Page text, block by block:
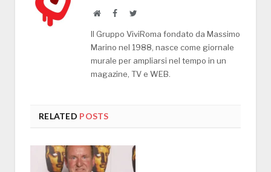
WebsiteFacebookTwitter
Il Gruppo ViviRoma fondato da Massimo
Marino nel 1988, nasce come giornale
murale per ampliarsi nel tempo in un
magazine, TV e WEB.
RELATED POSTS